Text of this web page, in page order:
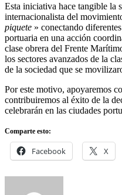
Esta iniciativa hace tangible la
internacionalista del
piquete » conectando
portuaria en una acción
clase obrera del Frente
los sectores avanzados de la
de la sociedad que se
Por este motivo, apoyaremos
contribuiremos al éxito de la
celebrarán en las ciudades
Comparte esto:
Facebook X